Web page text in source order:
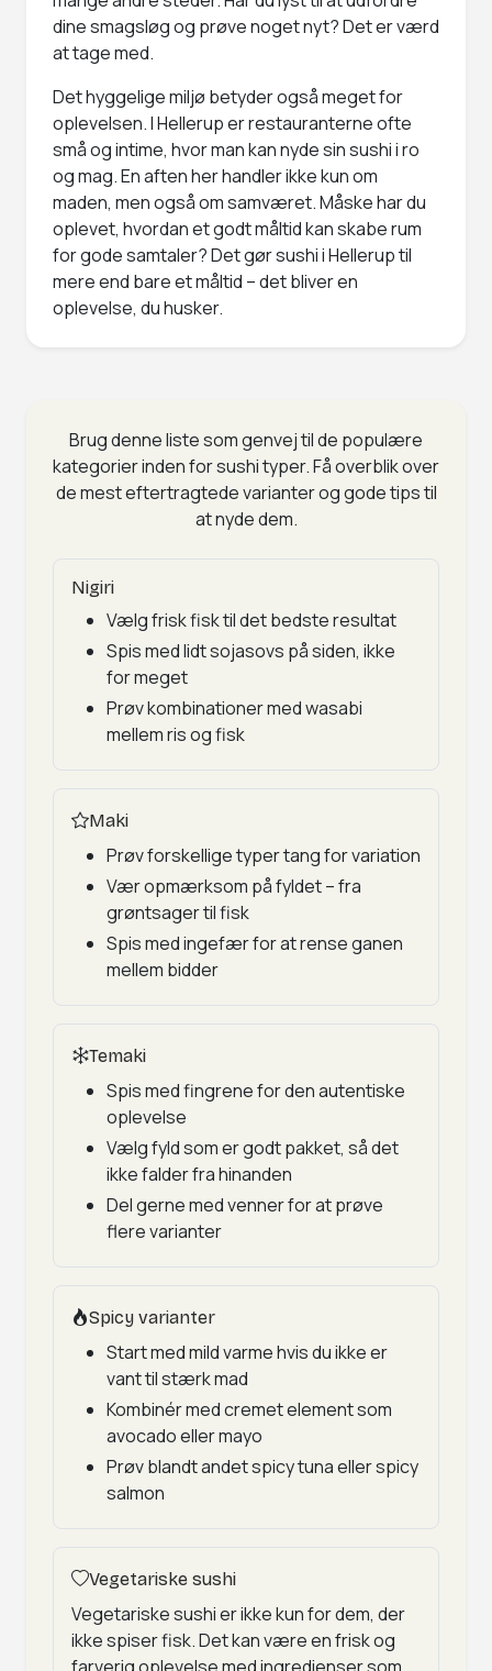
dine smagsløg og prøve noget nyt? Det er værd
at tage med.
Det hyggelige miljø betyder også meget for
oplevelsen. I Hellerup er restauranterne ofte
små og intime, hvor man kan nyde sin sushi i ro
og mag. En aften her handler ikke kun om
maden, men også om samværet. Måske har du
oplevet, hvordan et godt måltid kan skabe rum
for gode samtaler? Det gør sushi i Hellerup til
mere end bare et måltid – det bliver en
oplevelse, du husker.
Brug denne liste som genvej til de populære
kategorier inden for sushi typer. Få overblik over
de mest eftertragtede varianter og gode tips til
at nyde dem.
Nigiri
Vælg frisk fisk til det bedste resultat
Spis med lidt sojasovs på siden, ikke
for meget
Prøv kombinationer med wasabi
mellem ris og fisk
Maki
Prøv forskellige typer tang for variation
Vær opmærksom på fyldet – fra
grøntsager til fisk
Spis med ingefær for at rense ganen
mellem bidder
Temaki
Spis med fingrene for den autentiske
oplevelse
Vælg fyld som er godt pakket, så det
ikke falder fra hinanden
Del gerne med venner for at prøve
flere varianter
Spicy varianter
Start med mild varme hvis du ikke er
vant til stærk mad
Kombinér med cremet element som
avocado eller mayo
Prøv blandt andet spicy tuna eller spicy
salmon
Vegetariske sushi
Vegetariske sushi er ikke kun for dem, der
ikke spiser fisk. Det kan være en frisk og